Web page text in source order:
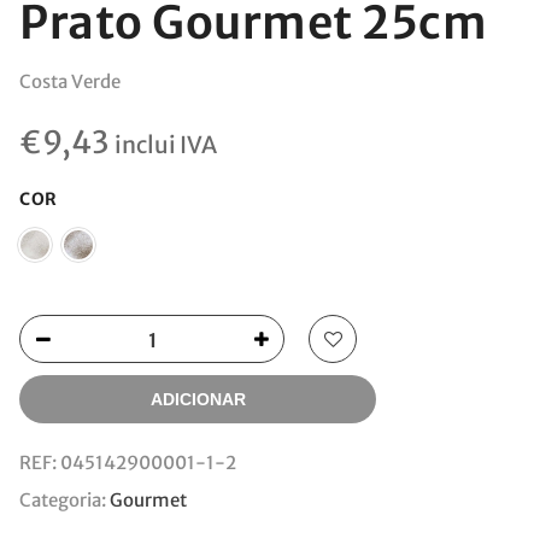
Prato Gourmet 25cm
Costa Verde
€9,43 inclui IVA
COR
ADICIONAR
REF: 045142900001-1-2
Categoria:Gourmet